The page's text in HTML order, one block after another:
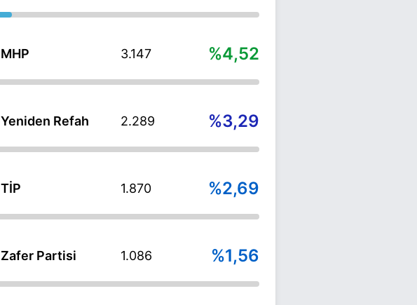
MHP 3.147 %4,52
Yeniden Refah 2.289 %3,29
TİP 1.870 %2,69
Zafer Partisi 1.086 %1,56